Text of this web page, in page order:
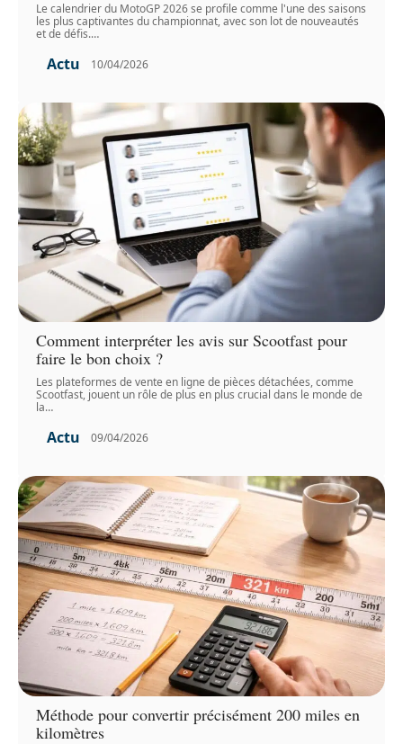
Le calendrier du MotoGP 2026 se profile comme l'une des saisons
les plus captivantes du championnat, avec son lot de nouveautés
et de défis.…
Actu 10/04/2026
Comment interpréter les avis sur Scootfast pour
faire le bon choix ?
Les plateformes de vente en ligne de pièces détachées, comme
Scootfast, jouent un rôle de plus en plus crucial dans le monde de
la…
Actu 09/04/2026
Méthode pour convertir précisément 200 miles en
kilomètres